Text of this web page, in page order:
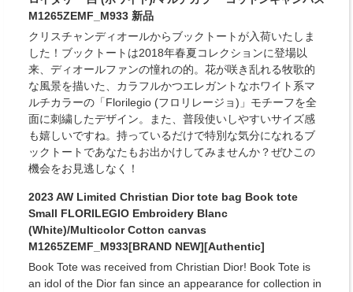
M1265ZEMF_M933 新品
クリスチャンディオールからブックトートが入荷いたしま
した！ブックトートは2018年春夏コレクションに登場以
来、ディオールファンの憧れの的。花が咲き乱れる牧歌的
な風景を描いた、カラフルかつエレガントなホワイト系マ
ルチカラーの「Florilegio (フロリレージョ)」モチーフを全
面に刺繍したデザイン。また、普段使いしやすいサイズ感
も嬉しいですね。持っているだけで特別な気分になれるブ
ックトートであなたもお出かけしてみませんか？ぜひこの
機会をお見逃しなく！
2023 AW Limited Christian Dior tote bag Book tote
Small FLORILEGIO Embroidery Blanc
(White)/Multicolor Cotton canvas
M1265ZEMF_M933[BRAND NEW][Authentic]
Book Tote was received from Christian Dior! Book Tote is
an idol of the Dior fan since an appearance for collection in